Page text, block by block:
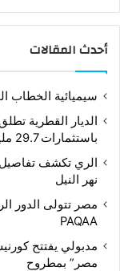
أحدث المقالات
سيميائية الخطاب
الديار القطرية
باستثمارات 29.7 مليار دولار
الري تكشف تفاصيل
نهر النيل
مصر تتولى الدور
PAQAA
مصر” بمطروح